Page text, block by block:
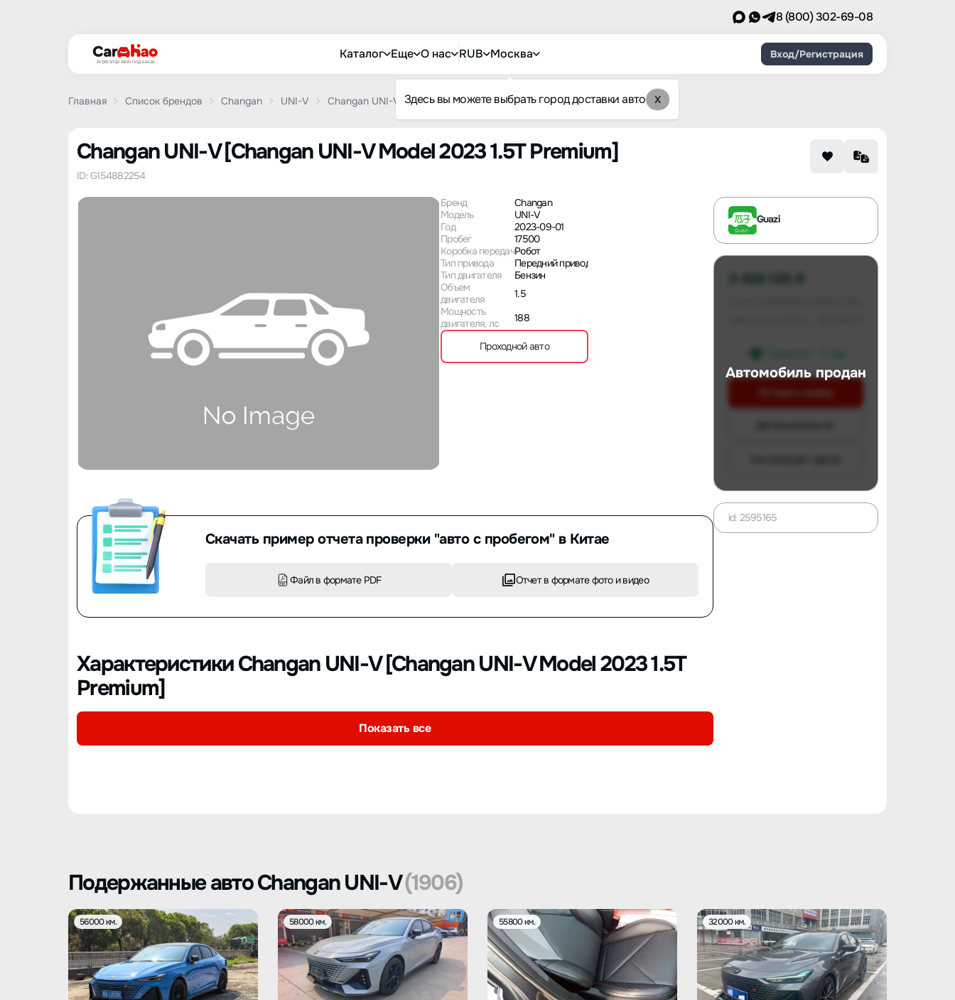
8 (800) 302-69-08
Агрегатор авто под заказ
Каталог Еще О нас RUB Москва
Здесь вы можете выбрать город доставки авто X
Вход/Регистрация
Главная Список брендов Changan UNI-V Changan UNI-V Model 2023 1.5T Premium
Changan UNI-V [Changan UNI-V Model 2023 1.5T Premium]
ID: G154882254
Бренд
Changan
Модель
UNI-V
Год
2023-09-01
Пробег
17500
Коробка передачРобот
Тип привода
Передний привод
Тип двигателя
Бензин
Объем
двигателя
1.5
Мощность
двигателя, лс
188
Проходной авто
Скачать пример отчета проверки "авто с пробегом" в Китае
Файл в формате PDF Отчет в формате фото и видео
Характеристики Changan UNI-V [Changan UNI-V Model 2023 1.5T
Premium]
Показать все
Guazi
Автомобиль продан
Оставить заявку
id: 2595165
Подержанные авто Changan UNI-V(1906)
56000 км. 58000 км. 55800 км. 32000 км.